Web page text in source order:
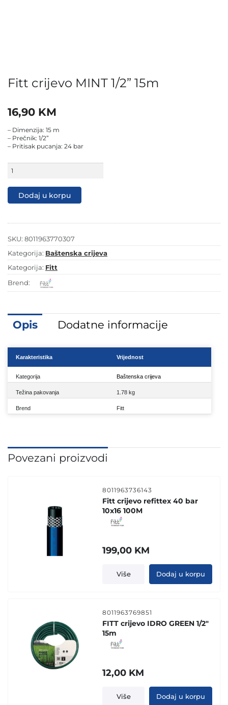
Fitt crijevo MINT 1/2” 15m
16,90 KM
– Dimenzija: 15 m
– Prečnik: 1/2”
– Pritisak pucanja: 24 bar
crijevo
1/2"
15mDodaj u korpu
SKU: 8011963770307
Kategorija: Baštenska crijeva
Kategorija: Fitt
Brend:
Opis Dodatne informacije
Karakteristika Vrijednost
Kategorija Baštenska crijeva
Težina pakovanja 1.78 kg
Brend Fitt
Povezani proizvodi
8011963736143
Fitt crijevo refittex 40 bar
10x16 100M
199,00 KM
Više Dodaj u korpu
8011963769851
FITT crijevo IDRO GREEN 1/2"
15m
12,00 KM
Više Dodaj u korpu